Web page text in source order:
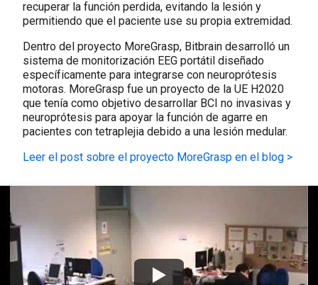
recuperar la función perdida, evitando la lesión y
permitiendo que el paciente use su propia extremidad.
Dentro del proyecto MoreGrasp, Bitbrain desarrolló un
sistema de monitorización EEG portátil diseñado
específicamente para integrarse con neuroprótesis
motoras. MoreGrasp fue un proyecto de la UE H2020
que tenía como objetivo desarrollar BCI no invasivas y
neuroprótesis para apoyar la función de agarre en
pacientes con tetraplejia debido a una lesión medular.
Leer el post sobre el proyecto MoreGrasp en el blog >
Watch